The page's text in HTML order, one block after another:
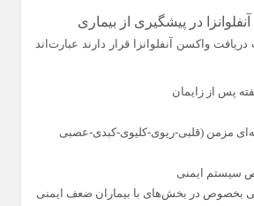
در پیشگیری از بیماری
واکسن آنفلوانزا قرار دارند عبارت‌اند
پس از زایمان
مزمن (قلبی-ریوی-کلیوی-کبدی-عصبی
سیستم ایمنی
بخصوص در بخش‌های با بیماران ضعف ایمنی